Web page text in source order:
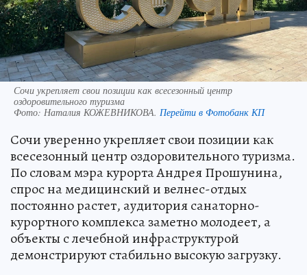
Сочи укрепляет свои позиции как всесезонный центр
оздоровительного туризма
Фото: Наталия КОЖЕВНИКОВА. Перейти в Фотобанк КП
Сочи уверенно укрепляет свои позиции как
всесезонный центр оздоровительного туризма.
По словам мэра курорта Андрея Прошунина,
спрос на медицинский и велнес-отдых
постоянно растет, аудитория санаторно-
курортного комплекса заметно молодеет, а
объекты с лечебной инфраструктурой
демонстрируют стабильно высокую загрузку.